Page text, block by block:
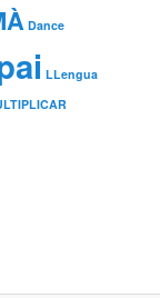
Dance
LLengua